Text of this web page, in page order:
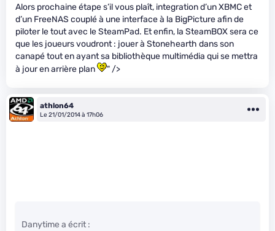
Alors prochaine étape s’il vous plaît, integration d’un XBMC et
d’un FreeNAS couplé à une interface à la BigPicture afin de
piloter le tout avec le SteamPad. Et enfin, la SteamBOX sera ce
que les joueurs voudront : jouer à Stonehearth dans son
canapé tout en ayant sa bibliothèque multimédia qui se mettra
à jour en arrière plan
" />
athlon64
Le 21/01/2014 à 17h06
Danytime a écrit :